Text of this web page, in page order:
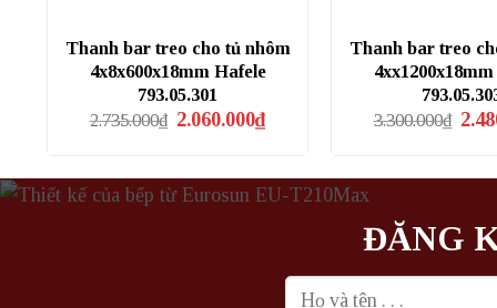
Thanh bar treo cho tủ nhôm
4x8x600x18mm Hafele
793.05.301
2.735.000₫ Giá
2.060.000₫Giá
hiện
2.060.000₫.
Thanh bar treo
3.300.000₫ Giá
ĐĂNG